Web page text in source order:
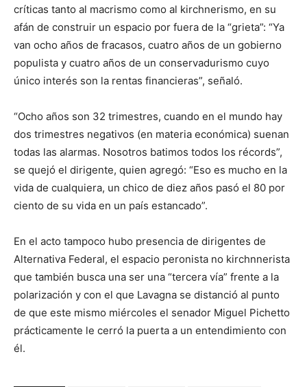
críticas tanto al macrismo como al kirchnerismo, en su
afán de construir un espacio por fuera de la “grieta”: “Ya
van ocho años de fracasos, cuatro años de un gobierno
populista y cuatro años de un conservadurismo cuyo
único interés son la rentas financieras”, señaló.
“Ocho años son 32 trimestres, cuando en el mundo hay
dos trimestres negativos (en materia económica) suenan
todas las alarmas. Nosotros batimos todos los récords”,
se quejó el dirigente, quien agregó: “Eso es mucho en la
vida de cualquiera, un chico de diez años pasó el 80 por
ciento de su vida en un país estancado”.
En el acto tampoco hubo presencia de dirigentes de
Alternativa Federal, el espacio peronista no kirchnnerista
que también busca una ser una “tercera vía” frente a la
polarización y con el que Lavagna se distanció al punto
de que este mismo miércoles el senador Miguel Pichetto
prácticamente le cerró la puerta a un entendimiento con
él.